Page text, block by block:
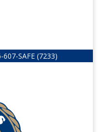
607-SAFE (7233)